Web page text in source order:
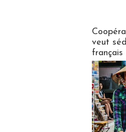
veut
français